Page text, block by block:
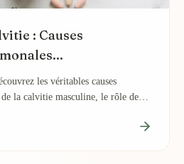
: Causes
les véritables causes
la calvitie masculine, le rôle de